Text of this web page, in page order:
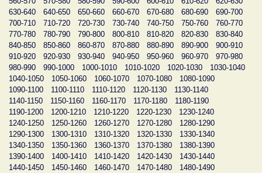
630-640
640-650 650-660 660-670 670-680 680-690
690-700
700-710
710-720 720-730 730-740 740-750 750-760
760-770
770-780
780-790 790-800 800-810 810-820 820-830
830-840
840-850
850-860 860-870 870-880 880-890 890-900
900-910
910-920
920-930 930-940 940-950 950-960 960-970
970-980
980-990
990-1000 1000-1010 1010-1020 1020-1030
1030-1040
1040-1050
1050-1060 1060-1070 1070-1080
1080-1090
1090-1100
1100-1110 1110-1120 1120-1130
1130-1140
1140-1150
1150-1160 1160-1170 1170-1180
1180-1190
1190-1200
1200-1210 1210-1220 1220-1230
1230-1240
1240-1250
1250-1260 1260-1270 1270-1280
1280-1290
1290-1300
1300-1310 1310-1320 1320-1330
1330-1340
1340-1350
1350-1360 1360-1370 1370-1380
1380-1390
1390-1400
1400-1410 1410-1420 1420-1430
1430-1440
1440-1450
1450-1460 1460-1470 1470-1480
1480-1490